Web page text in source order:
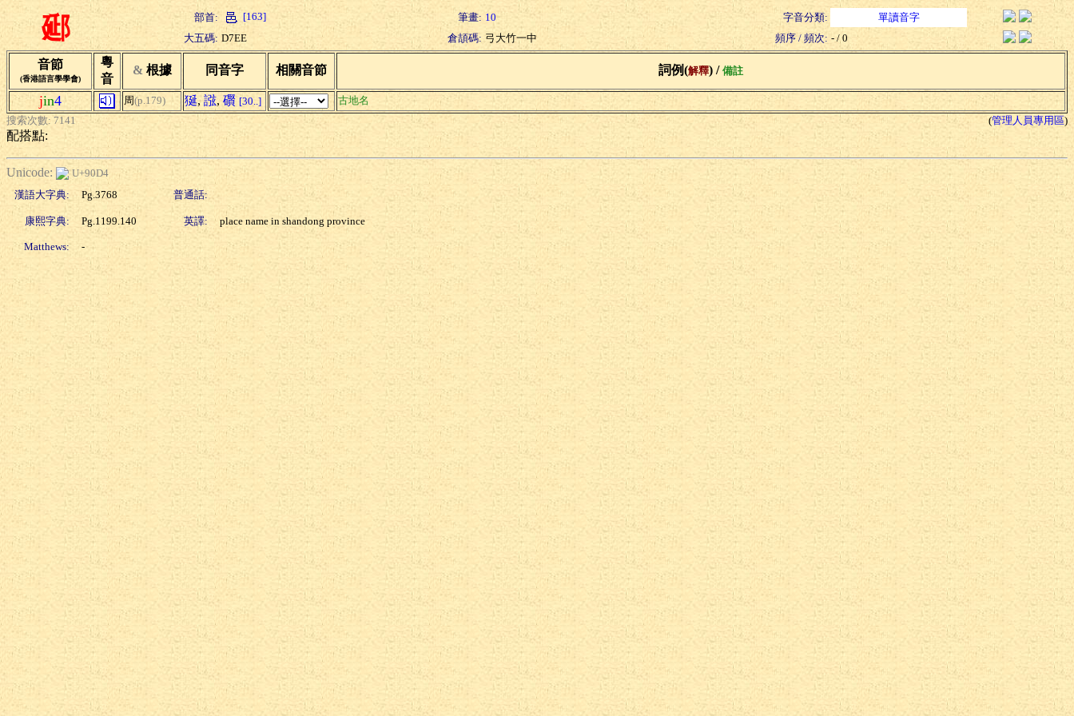
郔 部首: [163] 筆畫: 10 字音分類:
單讀音字
大五碼: D7EE 倉頡碼: 弓大竹一中 頻序 / 頻次: - / 0
音節
(香港語言學學會)
粵
音
& 根據 同音字 相關音節 詞例(解釋) / 備註
jin4 周(p.179) 狿, 誸, 礥 [30..]
古地名
搜索次數: 7141
(管理人員專用區)
配搭點:
Unicode:
U+90D4
漢語大字典:
Pg.3768 普通話:
康熙字典: Pg.1199.140 英譯: place name in shandong province
Matthews: -